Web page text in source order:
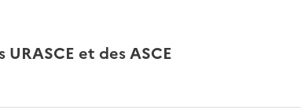
et des ASCE